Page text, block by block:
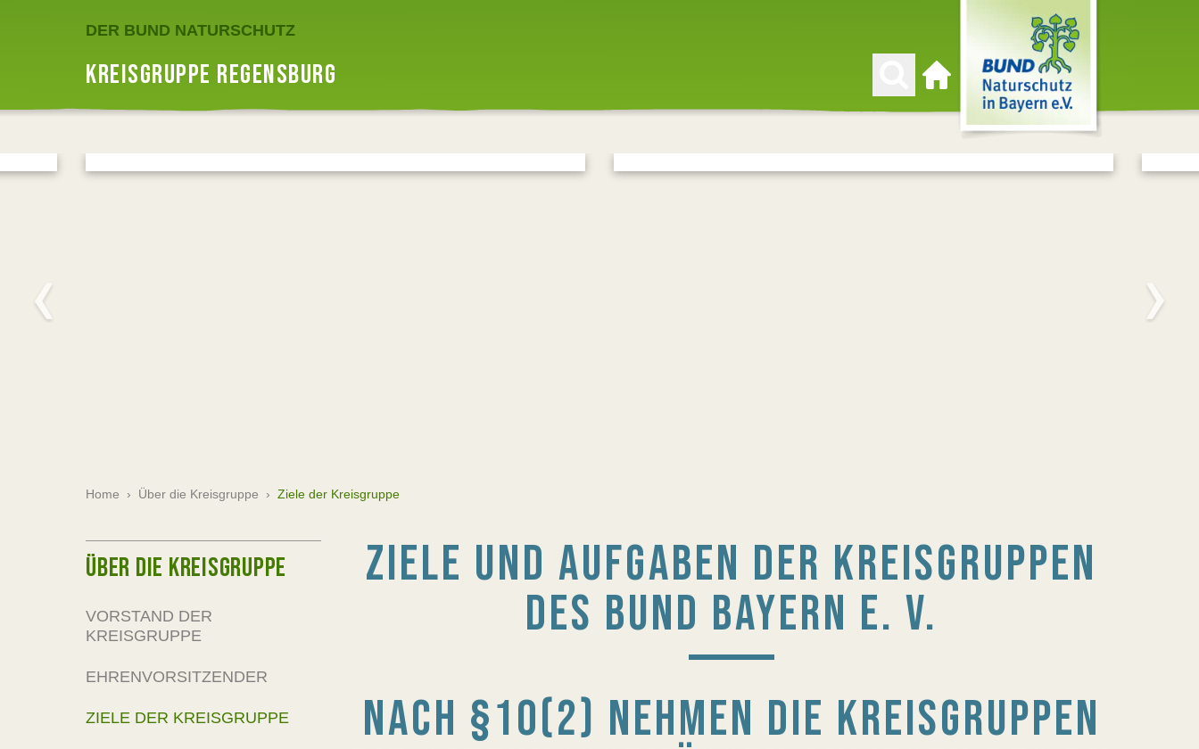
DER BUND NATURSCHUTZ
KREISGRUPPE REGENSBURG
Zur Startseite
Home › Über die Kreisgruppe › Ziele der Kreisgruppe
ZIELE UND AUFGABEN DER KREISGRUPPEN
DES BUND BAYERN E. V.
NACH §10(2) NEHMEN DIE KREISGRUPPEN
ÜBER DIE KREISGRUPPE
VORSTAND DER
KREISGRUPPE
EHRENVORSITZENDER
ZIELE DER KREISGRUPPE